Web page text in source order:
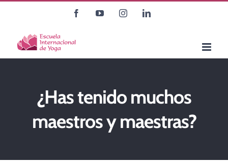
contenido
FacebookYouTubeInstagramLinkedIn
¿Has tenido muchos
maestros y maestras?